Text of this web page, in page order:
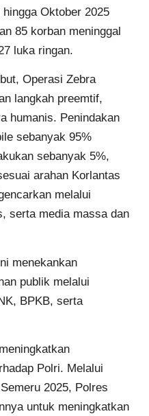
Oktober 2025
85 korban meninggal
luka ringan.
Operasi Zebra
langkah preemtif,
humanis. Penindakan
sebanyak 95%
sebanyak 5%,
arahan Korlantas
melalui
serta media massa dan
menekankan
publik melalui
BPKB, serta
Polri. Melalui
2025, Polres
untuk meningkatkan